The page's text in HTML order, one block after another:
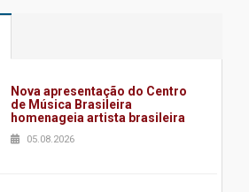
Nova apresentação do Centro
de Música Brasileira
homenageia artista brasileira
05.08.2026